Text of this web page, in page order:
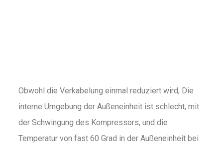
Obwohl die Verkabelung einmal reduziert wird, Die
interne Umgebung der Außeneinheit ist schlecht, mit
der Schwingung des Kompressors, und die
Temperatur von fast 60 Grad in der Außeneinheit bei